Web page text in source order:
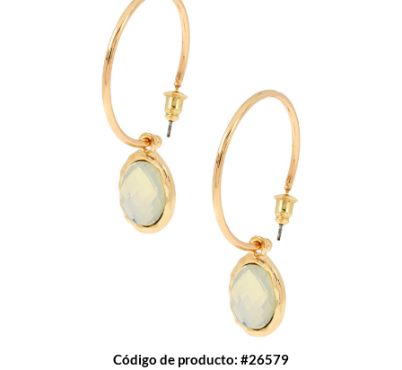
Código de producto: #26579